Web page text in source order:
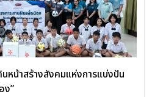
หน้าสร้างสังคมแห่งการแบ่งปัน
ง”